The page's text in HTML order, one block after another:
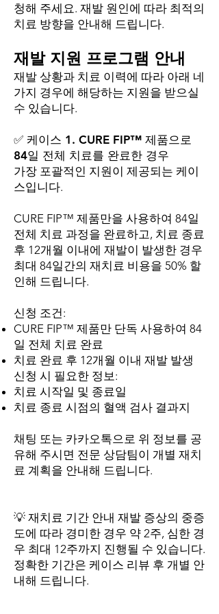
청해 주세요. 재발 원인에 따라 최적의
치료 방향을 안내해 드립니다.
재발 지원 프로그램 안내
재발 상황과 치료 이력에 따라 아래 네
가지 경우에 해당하는 지원을 받으실
수 있습니다.
✅ 케이스 1. CURE FIP™ 제품으로
84일 전체 치료를 완료한 경우
가장 포괄적인 지원이 제공되는 케이
스입니다.
CURE FIP™ 제품만을 사용하여 84일
전체 치료 과정을 완료하고, 치료 종료
후 12개월 이내에 재발이 발생한 경우
최대 84일간의 재치료 비용을 50% 할
인해 드립니다.
신청 조건:
CURE FIP™ 제품만 단독 사용하여 84
일 전체 치료 완료
치료 완료 후 12개월 이내 재발 발생
신청 시 필요한 정보:
치료 시작일 및 종료일
치료 종료 시점의 혈액 검사 결과지
채팅 또는 카카오톡으로 위 정보를 공
유해 주시면 전문 상담팀이 개별 재치
료 계획을 안내해 드립니다.
💡 재치료 기간 안내 재발 증상의 중증
도에 따라 경미한 경우 약 2주, 심한 경
우 최대 12주까지 진행될 수 있습니다.
정확한 기간은 케이스 리뷰 후 개별 안
내해 드립니다.